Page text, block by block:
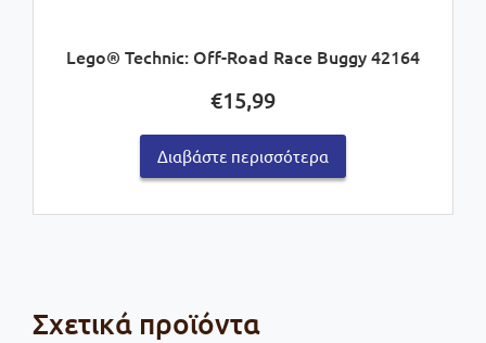
Lego® Technic: Off-Road Race Buggy 42164
€15,99
Διαβάστε περισσότερα
Σχετικά προϊόντα